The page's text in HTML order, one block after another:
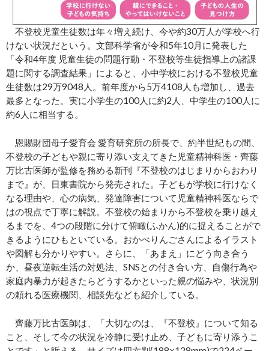
不登校児童生徒数は年々増え続け、今や約30万人が学校へ行
けない状況だという。文部科学省が令和5年10月に発表した
「令和4年度 児童生徒の問題行動・不登校等生徒指導上の諸課
題に関する調査結果」によると、小中学校における不登校児童
生徒数は29万9048人。前年度から5万4108人も増加し、過去
最多となった。実に小学生の100人に約2人、中学生の100人に
約6人に相当する。
恩賜財団母子愛育会 愛育研究所の所長で、約半世紀もの間、
不登校の子どもや親に寄り添い支えてきた児童精神科医・齊藤
万比古医師が監修を務める新刊『不登校のはじまりからおわり
まで』が、日東書院から発売された。子どもが学校に行けなく
なる理由や、心の病気、発達障害について児童精神科医ならで
はの視点で丁寧に解説。不登校の始まりから不登校を乗り越え
るまでを、4つの段階に分けて俯瞰(ふかん)的に捉えることがで
きるようにひもといている。おかべりんごさんによるイラスト
や図解も分かりやすい。さらに、「あまえ」にどう向き合う
か、昼夜逆転生活の対処法、SNSとの付き合い方、自傷行為や
家庭内暴力が起きたらどうするかといった親の悩みや、状況別
の頼れる医療機関、相談先なども紹介している。
齊藤万比古医師は、「大切なのは、『不登校』について知る
こと、そして今の状況を冷静に受け止め、子どもに寄り添うこ